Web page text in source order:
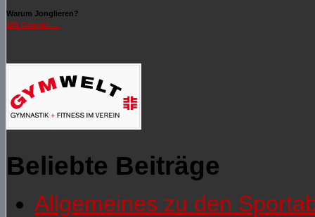
Warum Jonglieren?
101 Gründe ....
Beliebte Beiträge
Allgemeines zu den